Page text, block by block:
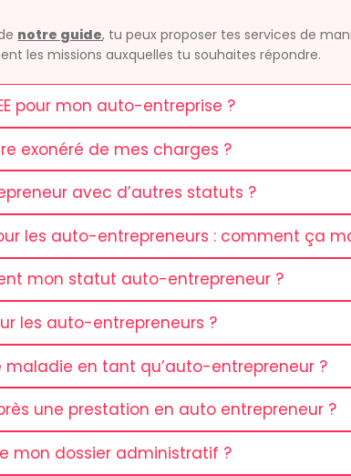
notre guide, tu peux proposer tes services de
les missions auxquelles tu souhaites répondre.
pour mon auto-entreprise ?
exonéré de mes charges ?
avec d’autres statuts ?
les auto-entrepreneurs : comment ça
mon statut auto-entrepreneur ?
les auto-entrepreneurs ?
maladie en tant qu’auto-entrepreneur ?
une prestation en auto entrepreneur ?
mon dossier administratif ?